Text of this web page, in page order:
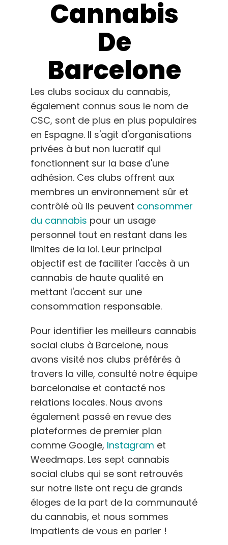
A propos de
Chasse au phéno
Préserver le patrimoine génétique des
Caraïbes
Contact
Boutique
Français
Recherche
Cannabis
De
Barcelone
Les clubs sociaux du cannabis,
également connus sous le nom de
CSC, sont de plus en plus populaires
en Espagne. Il s'agit d'organisations
privées à but non lucratif qui
fonctionnent sur la base d'une
adhésion. Ces clubs offrent aux
membres un environnement sûr et
contrôlé où ils peuvent consommer
du cannabis pour un usage
personnel tout en restant dans les
limites de la loi. Leur principal
objectif est de faciliter l'accès à un
cannabis de haute qualité en
mettant l'accent sur une
consommation responsable.
Pour identifier les meilleurs cannabis
social clubs à Barcelone, nous
avons visité nos clubs préférés à
travers la ville, consulté notre équipe
barcelonaise et contacté nos
relations locales. Nous avons
également passé en revue des
plateformes de premier plan
comme Google, Instagram et
Weedmaps. Les sept cannabis
social clubs qui se sont retrouvés
sur notre liste ont reçu de grands
éloges de la part de la communauté
du cannabis, et nous sommes
impatients de vous en parler !